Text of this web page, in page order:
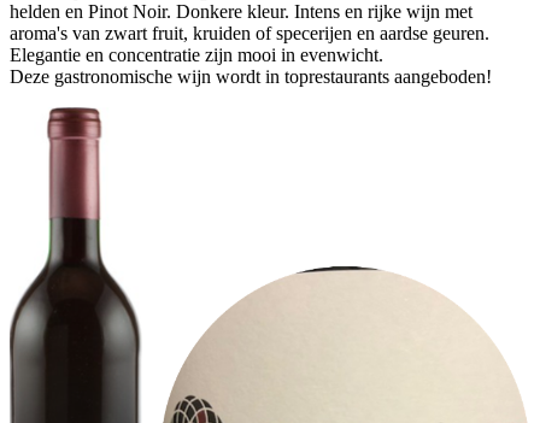
helden en Pinot Noir. Donkere kleur. Intens en rijke wijn met
aroma's van zwart fruit, kruiden of specerijen en aardse geuren.
Elegantie en concentratie zijn mooi in evenwicht.
Deze gastronomische wijn wordt in toprestaurants aangeboden!